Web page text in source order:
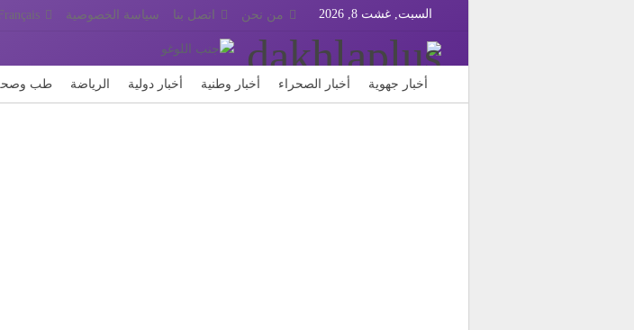
السبت, غشت 8, 2026 من نحن اتصل بنا سياسة الخصوصية Français
أخبار جهوية أخبار الصحراء أخبار وطنية أخبار دولية الرياضة طب